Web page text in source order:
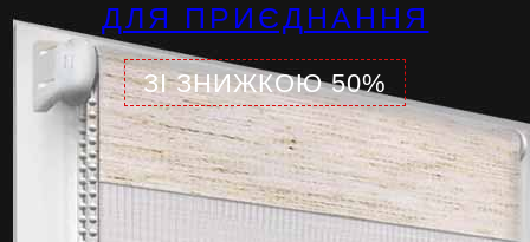
ДЛЯ ПРИЄДНАННЯ
ЗІ ЗНИЖКОЮ 50%